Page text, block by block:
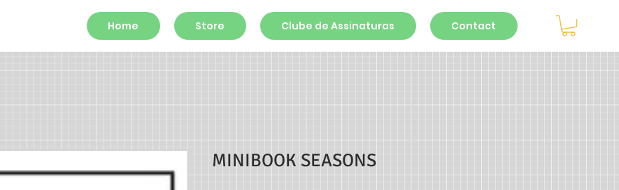
Home Store Clube de Assinaturas Contact
MINIBOOK SEASONS